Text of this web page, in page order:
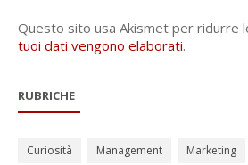
Questo sito usa Akismet per ridurre
tuoi dati vengono elaborati.
RUBRICHE
Curiosità Management Marketing